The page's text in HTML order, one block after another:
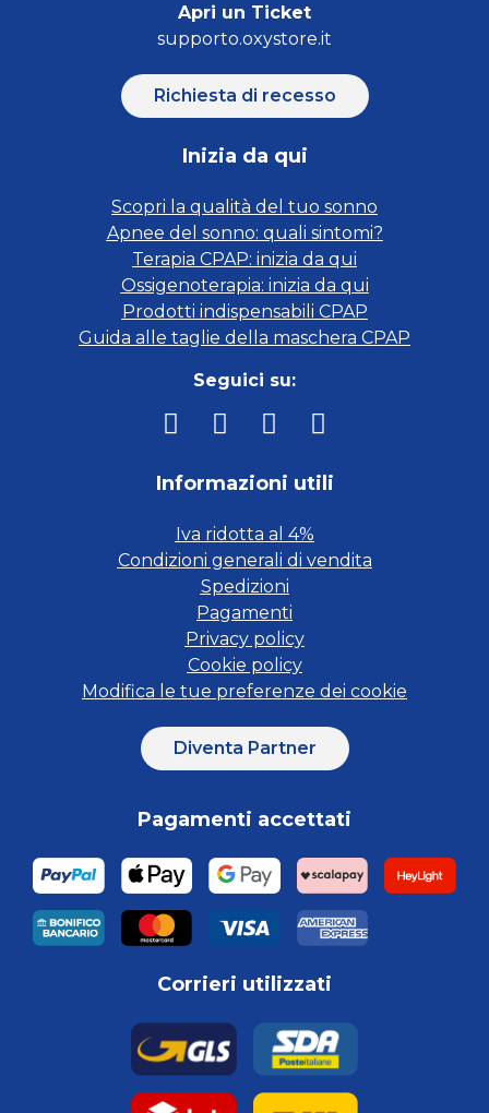
Apri un Ticket
supporto.oxystore.it
Richiesta di recesso
Inizia da qui
Scopri la qualità del tuo sonno
Apnee del sonno: quali sintomi?
Terapia CPAP: inizia da qui
Ossigenoterapia: inizia da qui
Prodotti indispensabili CPAP
Guida alle taglie della maschera CPAP
Seguici su:
Informazioni utili
Iva ridotta al 4%
Condizioni generali di vendita
Spedizioni
Pagamenti
Privacy policy
Cookie policy
Modifica le tue preferenze dei cookie
Diventa Partner
Pagamenti accettati
Corrieri utilizzati